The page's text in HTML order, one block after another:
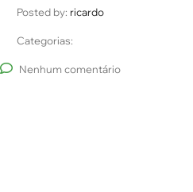
Posted by: ricardo
Categorias:
Nenhum comentário